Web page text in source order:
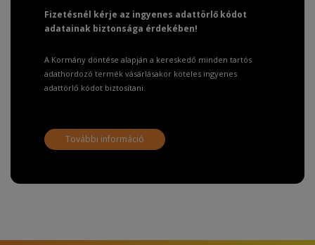
Fizetésnél kérje az ingyenes adattörlő kódot
adatainak biztonsága érdekében!
A Kormány döntése alapján a kereskedő minden tartós
adathordozó termék vásárlásakor köteles ingyenes
adattörlő kódot biztosítani.
További információ